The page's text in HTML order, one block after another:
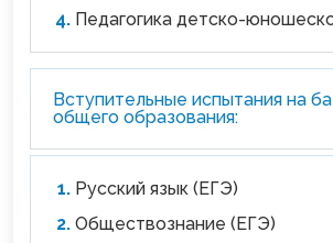
Педагогика детско-
Вступительные испытания на
общего образования:
Русский язык (ЕГЭ)
Обществознание (ЕГЭ)